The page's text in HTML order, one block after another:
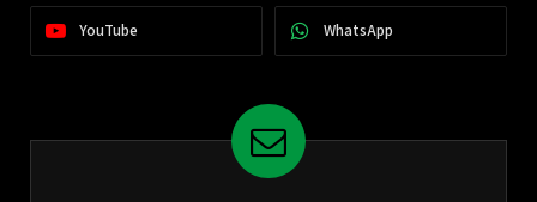
YouTube WhatsApp